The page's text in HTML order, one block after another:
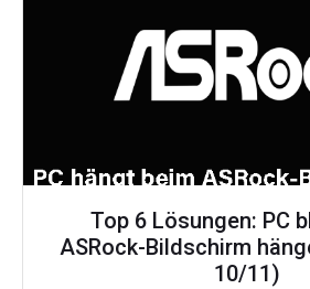
Top 6 Lösungen: PC
ASRock-Bildschirm
10/11)